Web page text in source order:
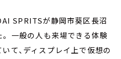
SPRITSが静岡市葵区長沼
一般の人も来場できる体験
て、ディスプレイ上で仮想の